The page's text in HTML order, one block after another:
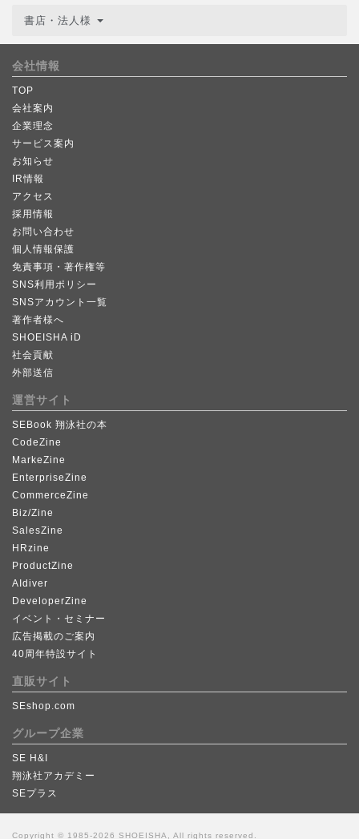
書店・法人様
会社情報
TOP
会社案内
企業理念
サービス案内
お知らせ
IR情報
アクセス
採用情報
お問い合わせ
個人情報保護
免責事項・著作権等
SNS利用ポリシー
SNSアカウント一覧
著作者様へ
SHOEISHA iD
社会貢献
外部送信
運営サイト
SEBook 翔泳社の本
CodeZine
MarkeZine
EnterpriseZine
CommerceZine
Biz/Zine
SalesZine
HRzine
ProductZine
AIdiver
DeveloperZine
イベント・セミナー
広告掲載のご案内
40周年特設サイト
直販サイト
SEshop.com
グループ企業
SE H&I
翔泳社アカデミー
SEプラス
Copyright © 1985-2026 SHOEISHA, All rights reserved.